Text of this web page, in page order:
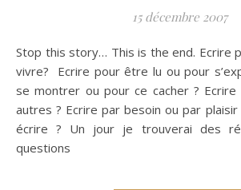
15 décembre 2007
Stop this story… This is the end. Ecrire pour écrire ou pour
vivre? Ecrire pour être lu ou pour
se montrer ou pour ce cacher ?
autres ? Ecrire par besoin ou par
écrire ? Un jour je trouverai des
questions